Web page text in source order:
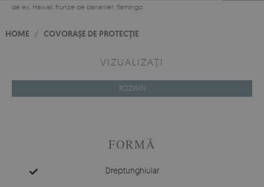
de ex. Hawaii, frunze de bananier, flamingo
HOME / COVORAȘE DE PROTECȚIE
VIZUALIZAȚI
ROZWIŃ
FORMĂ
Dreptunghiular